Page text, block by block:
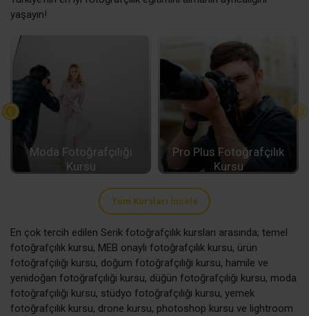
yaşayın!
Moda Fotoğrafçılığı
Kursu
Pro Plus Fotoğrafçılık
Kursu
Tüm Kursları İncele
En çok tercih edilen Serik fotoğrafçılık kursları arasında; temel
fotoğrafçılık kursu, MEB onaylı fotoğrafçılık kursu, ürün
fotoğrafçılığı kursu, doğum fotoğrafçılığı kursu, hamile ve
yenidoğan fotoğrafçılığı kursu, düğün fotoğrafçılığı kursu, moda
fotoğrafçılığı kursu, stüdyo fotoğrafçılığı kursu, yemek
fotoğrafçılık kursu, drone kursu, photoshop kursu ve lightroom